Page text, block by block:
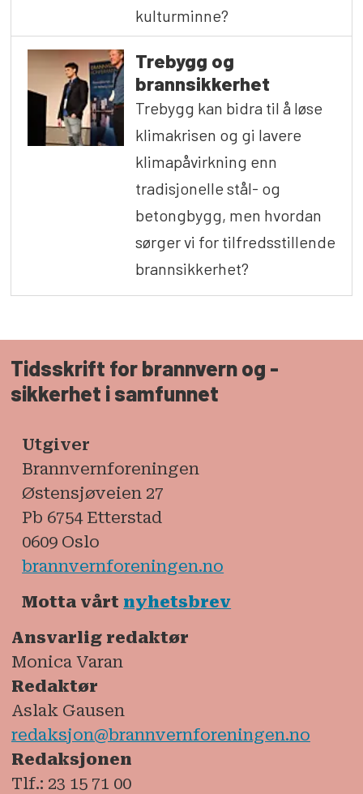
kulturminne?
Trebygg og
brannsikkerhet
Trebygg kan bidra til å løse
klimakrisen og gi lavere
klimapåvirkning enn
tradisjonelle stål- og
betongbygg, men hvordan
sørger vi for tilfredsstillende
brannsikkerhet?
Tidsskrift for brannvern og ­
sikkerhet i samfunnet
Utgiver
Brannvernforeningen
Østensjøveien 27
Pb 6754 Etterstad
0609 Oslo
brannvernforeningen.no
Motta vårt nyhetsbrev
Ansvarlig redaktør
Monica Varan
Redaktør
Aslak Gausen
redaksjon@brannvernforeningen.no
Redaksjonen
Tlf.: 23 15 71 00